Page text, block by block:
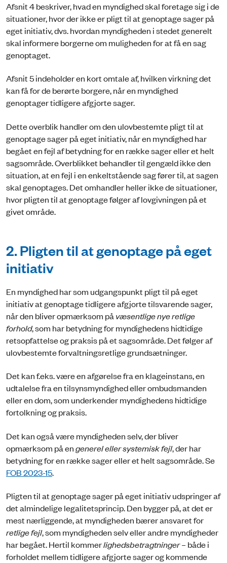
Afsnit 4 beskriver, hvad en myndighed skal foretage sig i de
situationer, hvor der ikke er pligt til at genoptage sager på
eget initiativ, dvs. hvordan myndigheden i stedet generelt
skal informere borgerne om muligheden for at få en sag
genoptaget.
Afsnit 5 indeholder en kort omtale af, hvilken virkning det
kan få for de berørte borgere, når en myndighed
genoptager tidligere afgjorte sager.
Dette overblik handler om den ulovbestemte pligt til at
genoptage sager på eget initiativ, når en myndighed har
begået en fejl af betydning for en række sager eller et helt
sagsområde. Overblikket behandler til gengæld ikke den
situation, at en fejl i en enkeltstående sag fører til, at sagen
skal genoptages. Det omhandler heller ikke de situationer,
hvor pligten til at genoptage følger af lovgivningen på et
givet område.
2. Pligten til at genoptage på eget
initiativ
En myndighed har som udgangspunkt pligt til på eget
initiativ at genoptage tidligere afgjorte tilsvarende sager,
når den bliver opmærksom på væsentlige nye retlige
forhold, som har betydning for myndighedens hidtidige
retsopfattelse og praksis på et sagsområde. Det følger af
ulovbestemte forvaltningsretlige grundsætninger.
Det kan f.eks. være en afgørelse fra en klageinstans, en
udtalelse fra en tilsynsmyndighed eller ombudsmanden
eller en dom, som underkender myndighedens hidtidige
fortolkning og praksis.
Det kan også være myndigheden selv, der bliver
opmærksom på engenerel eller systemisk fejl, der har
betydning for en række sager eller et helt sagsområde. Se
FOB 2023-15.
Pligten til at genoptage sager på eget initiativ udspringer af
det almindelige legalitetsprincip. Den bygger på, at det er
mest nærliggende, at myndigheden bærer ansvaret for
retlige fejl, som myndigheden selv eller andre myndigheder
har begået. Hertil kommerlighedsbetragtninger– både i
forholdet mellem tidligere afgjorte sager og kommende